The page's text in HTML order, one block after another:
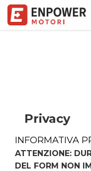
Privacy
INFORMATIVA
ATTENZIONE:
DEL FORM NON